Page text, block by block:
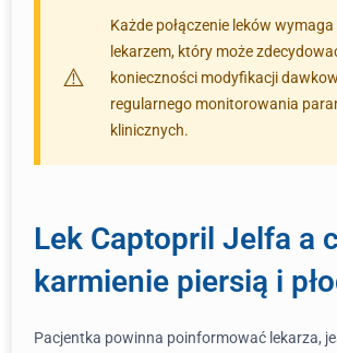
Każde połączenie leków
lekarzem, który może
konieczności modyfikacji
regularnego monitorowania
klinicznych.
Lek Captopril Jelfa a
karmienie piersią i
Pacjentka powinna poinformować lekarza,